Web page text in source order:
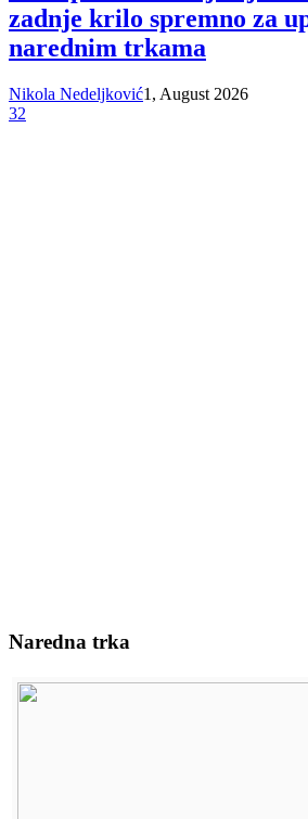
zadnje krilo spremno za
narednim trkama
Nikola Nedeljković1, August 2026
32
Naredna trka